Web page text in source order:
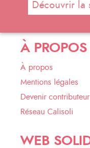
Découvrir la
À PROPOS
À propos
Mentions légales
Devenir contributeur
Réseau Calisoli
WEB